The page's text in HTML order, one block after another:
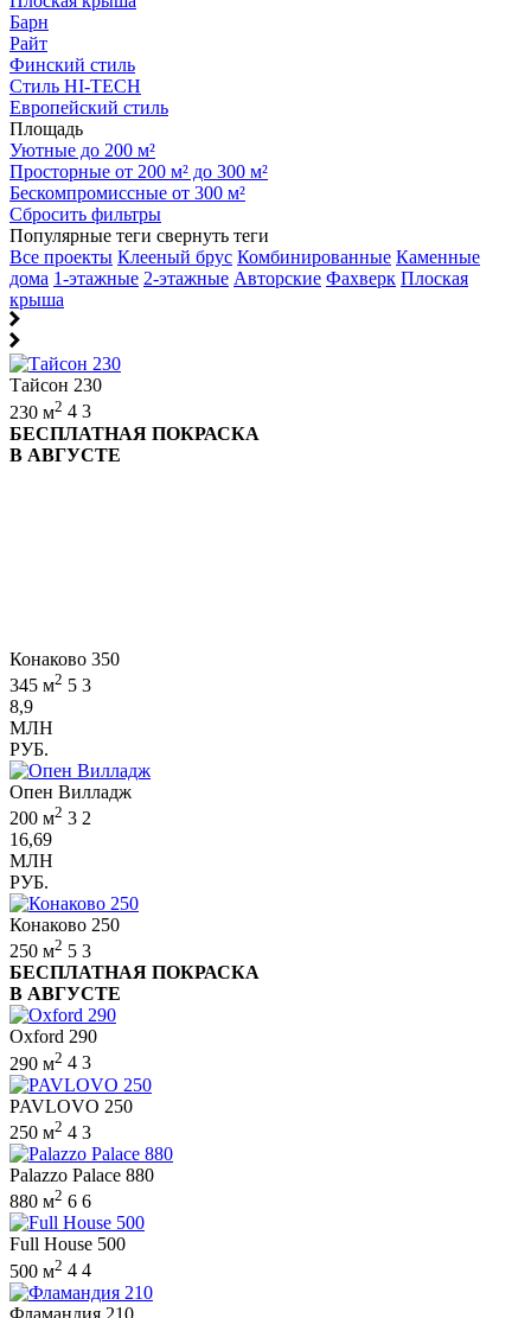
Барн
Райт
Финский стиль
Стиль HI-TECH
Европейский стиль
Площадь
Уютные до 200 м²
Просторные от 200 м² до 300 м²
Бескомпромиссные от 300 м²
Сбросить фильтры
Популярные теги свернуть теги
Все проекты Клееный брус Комбинированные Каменные
дома 1-этажные 2-этажные Авторские Фахверк Плоская
крыша
Тайсон 230
230 м2 4 3
БЕСПЛАТНАЯ ПОКРАСКА
В АВГУСТЕ
Конаково 350
345 м2 5 3
8,9
МЛН
РУБ.
Опен Вилладж
200 м2 3 2
16,69
МЛН
РУБ.
Конаково 250
250 м2 5 3
БЕСПЛАТНАЯ ПОКРАСКА
В АВГУСТЕ
Oxford 290
290 м2 4 3
PAVLOVO 250
250 м2 4 3
Palazzo Palace 880
880 м2 6 6
Full House 500
500 м2 4 4
Фламандия 210